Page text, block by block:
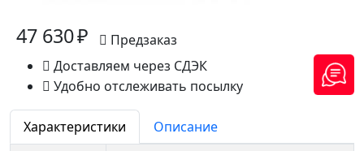
47 630 ₽
Предзаказ
Доставляем через СДЭК
Удобно отслеживать посылку
Характеристики
Описание